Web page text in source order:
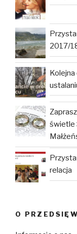
2017/
świetle
relacja
O